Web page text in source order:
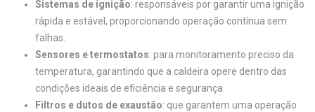
Sistemas de ignição: responsáveis por garantir uma ignição
rápida e estável, proporcionando operação contínua sem
falhas.
Sensores e termostatos: para monitoramento preciso da
temperatura, garantindo que a caldeira opere dentro das
condições ideais de eficiência e segurança.
Filtros e dutos de exaustão: que garantem uma operação